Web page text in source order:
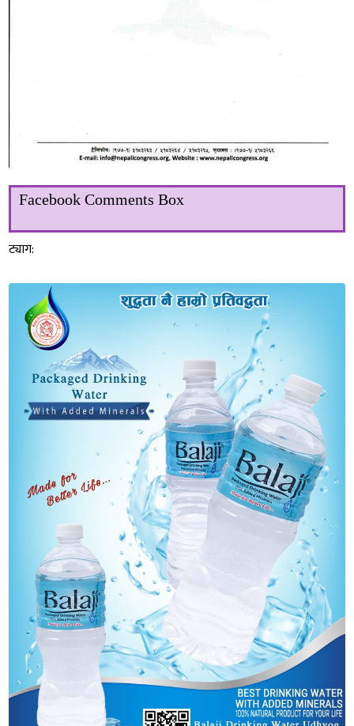
Facebook Comments Box
ट्याग: